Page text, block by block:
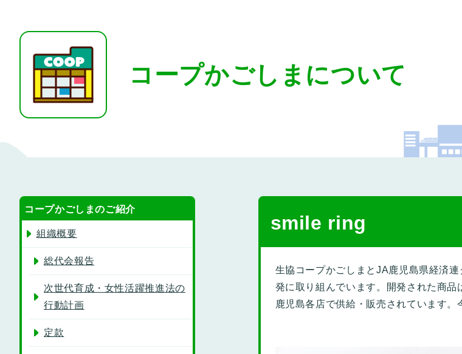
お弁当宅配 お買い物代行
家計(お金)に
まつわる活動
取り組み
コープかごしまについて
smile ring
生協コープかごしまとJA鹿児島県経済
発に取り組んでいます。開発された商
鹿児島各店で供給・販売されています。
コープかごしまのご紹介
組織概要
総代会報告
次世代育成・女性活躍推進法の
行動計画
定款